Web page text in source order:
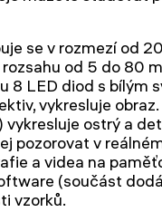
se v rozmezí od
od 5 do 80
8 LED diod s bílým
vykresluje
ostrý a
pozorovat v
a videa na
(součást
vzorků.